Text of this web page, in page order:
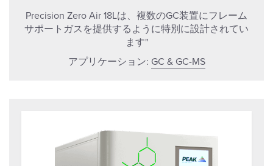
Precision Zero Air 18Lは、複数のGC装置にフレーム
サポートガスを提供するように特別に設計されてい
ます"
アプリケーション: GC & GC-MS